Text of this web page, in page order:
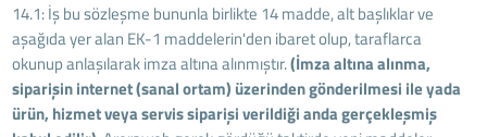
14.1: İş bu sözleşme bununla birlikte 14 madde, alt başlıklar ve
aşağıda yer alan EK-1 maddelerin'den ibaret olup, taraflarca
okunup anlaşılarak imza altına alınmıştır.(İmza altına alınma,
siparişin internet (sanal ortam) üzerinden gönderilmesi ile yada
ürün, hizmet veya servis siparişi verildiği anda gerçekleşmiş